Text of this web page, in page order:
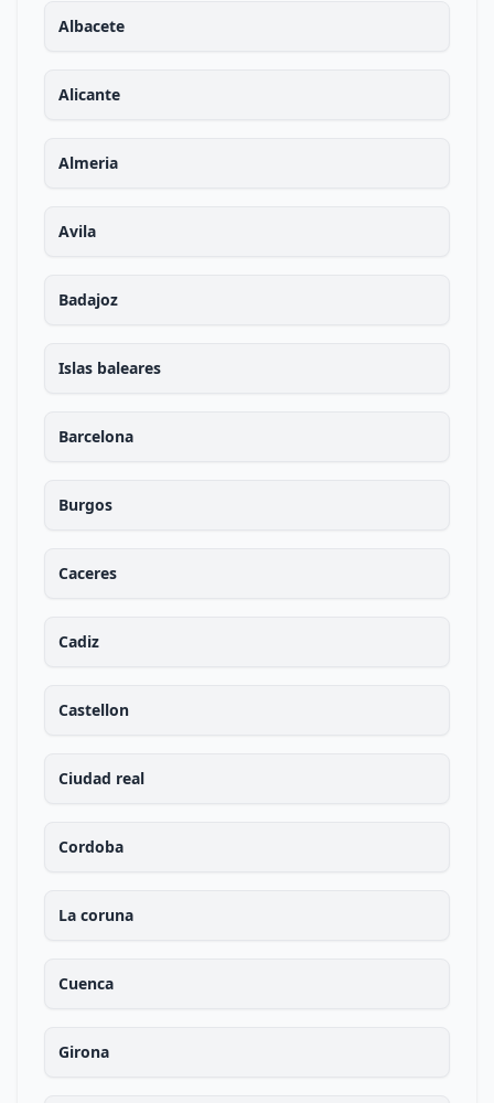
Albacete
Alicante
Almeria
Avila
Badajoz
Islas baleares
Barcelona
Burgos
Caceres
Cadiz
Castellon
Ciudad real
Cordoba
La coruna
Cuenca
Girona